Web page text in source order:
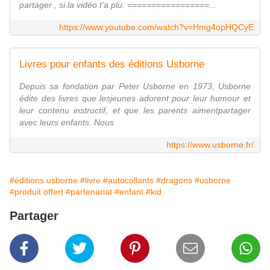
partager , si la vidéo t'a plu. =================...
https://www.youtube.com/watch?v=Hmg4opHQCyE
Livres pour enfants des éditions Usborne
Depuis sa fondation par Peter Usborne en 1973, Usborne
édite des livres que lesjeunes adorent pour leur humour et
leur contenu instructif, et que les parents aimentpartager
avec leurs enfants. Nous
https://www.usborne.fr/
#éditions usborne #livre #autocollants #dragons #usborne
#produit offert #partenariat #enfant #kid
Partager